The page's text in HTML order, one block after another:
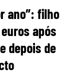
ano”: filho
após
depois de